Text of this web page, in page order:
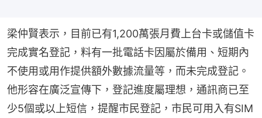
梁仲賢表示，目前已有1,200萬張月費上台卡或儲值卡
完成實名登記，料有一批電話卡因屬於備用、短期內
不使用或用作提供額外數據流量等，而未完成登記。
他形容在廣泛宣傳下，登記進度屬理想，通訊商已至
少5個或以上短信，提醒市民登記，市民可用入有SIM